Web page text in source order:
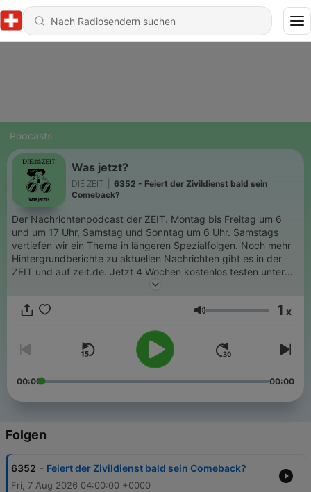
Podcasts
Was jetzt?
DIE ZEIT
6352 - Feiert der Zivildienst bald sein
Comeback?
Der Nachrichtenpodcast der ZEIT. Montag bis Freitag um 6
und um 17 Uhr, Samstag und Sonntag um 6 Uhr. Samstags
vertiefen wir ein Thema in längeren Spezialfolgen. Noch mehr
Hintergrundberichte zu aktuellen Nachrichten gibt es in der
ZEIT und auf zeit.de. Jetzt 4 Wochen kostenlos testen unter
Lautstärke 1 x
00:00 00:00
Folgen
6352 - Feiert der Zivildienst bald sein Comeback?
Fri, 7 Aug 2026 04:00:00 +0000